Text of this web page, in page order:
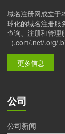
域名注册网成立于
球化的域名注册服
查询、注册和管理
（.com/.net/.org/
更多信息
公司
公司新闻